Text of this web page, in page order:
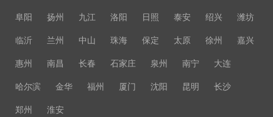
阜阳 扬州 九江 洛阳 日照 泰安 绍兴 潍坊
临沂 兰州 中山 珠海 保定 太原 徐州 嘉兴
惠州 南昌 长春 石家庄 泉州 南宁 大连
哈尔滨 金华 福州 厦门 沈阳 昆明 长沙
郑州 淮安